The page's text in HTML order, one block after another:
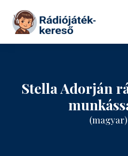
Tovább a tartalomhoz
Stella Adorján
(magyar)